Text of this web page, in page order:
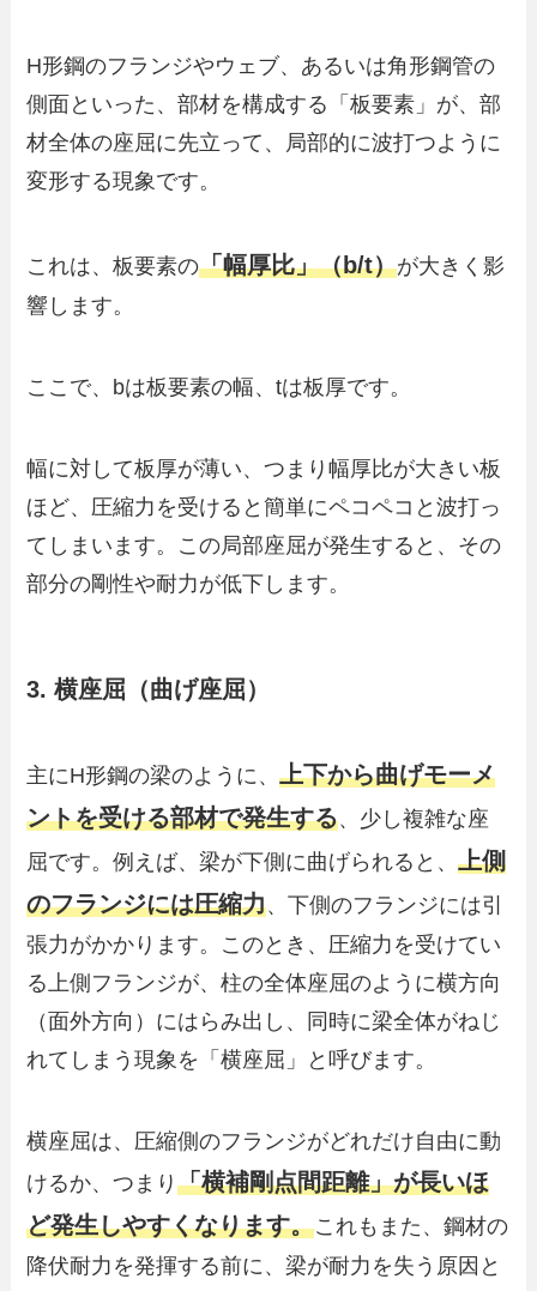
H形鋼のフランジやウェブ、あるいは角形鋼管の
側面といった、部材を構成する「板要素」が、部
材全体の座屈に先立って、局部的に波打つように
変形する現象です。
これは、板要素の「幅厚比」（b/t）が大きく影
響します。
ここで、bは板要素の幅、tは板厚です。
幅に対して板厚が薄い、つまり幅厚比が大きい板
ほど、圧縮力を受けると簡単にペコペコと波打っ
てしまいます。この局部座屈が発生すると、その
部分の剛性や耐力が低下します。
3. 横座屈（曲げ座屈）
主にH形鋼の梁のように、上下から曲げモーメ
ントを受ける部材で発生する、少し複雑な座
屈です。例えば、梁が下側に曲げられると、上側
のフランジには圧縮力、下側のフランジには引
張力がかかります。このとき、圧縮力を受けてい
る上側フランジが、柱の全体座屈のように横方向
（面外方向）にはらみ出し、同時に梁全体がねじ
れてしまう現象を「横座屈」と呼びます。
横座屈は、圧縮側のフランジがどれだけ自由に動
けるか、つまり「横補剛点間距離」が長いほ
ど発生しやすくなります。これもまた、鋼材の
降伏耐力を発揮する前に、梁が耐力を失う原因と